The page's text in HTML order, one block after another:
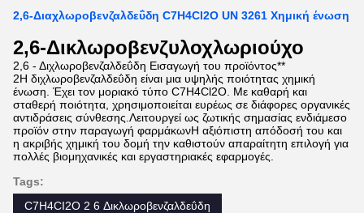
2,6-Διαχλωροβενζαλδεΰδη C7H4CI2O UN 3261 Χημική ένωση
2,6-Δικλωροβενζυλοχλωριούχο
2,6 - Διχλωροβενζαλδεΰδη Εισαγωγή του προϊόντος**
2Η διχλωροβενζαλδεΰδη είναι μια υψηλής ποιότητας χημική
ένωση. Έχει τον μοριακό τύπο C7H4Cl2O. Με καθαρή και
σταθερή ποιότητα, χρησιμοποιείται ευρέως σε διάφορες οργανικές
αντιδράσεις σύνθεσης.Λειτουργεί ως ζωτικής σημασίας ενδιάμεσο
προϊόν στην παραγωγή φαρμάκωνΗ αξιόπιστη απόδοσή του και
η ακριβής χημική του δομή την καθιστούν απαραίτητη επιλογή για
πολλές βιομηχανικές και εργαστηριακές εφαρμογές.
Tags:
C7H4CI2O 2 6 Δικλωροβενζαλδεΰδη